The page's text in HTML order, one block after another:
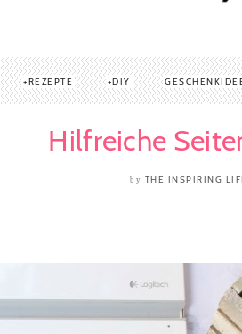
REZEPTE DIY
Hilfreiche
by THE INSPIRING